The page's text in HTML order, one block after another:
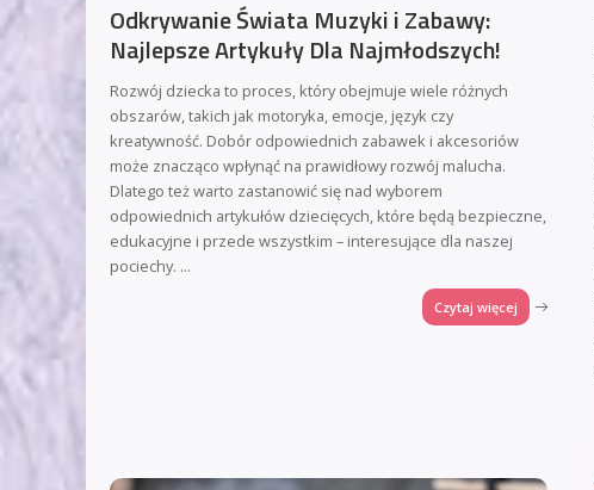
Odkrywanie Świata Muzyki i Zabawy:
Najlepsze Artykuły Dla Najmłodszych!
Rozwój dziecka to proces, który obejmuje wiele różnych
obszarów, takich jak motoryka, emocje, język czy
kreatywność. Dobór odpowiednich zabawek i akcesoriów
może znacząco wpłynąć na prawidłowy rozwój malucha.
Dlatego też warto zastanowić się nad wyborem
odpowiednich artykułów dziecięcych, które będą bezpieczne,
edukacyjne i przede wszystkim – interesujące dla naszej
pociechy. ...
Czytaj więcej